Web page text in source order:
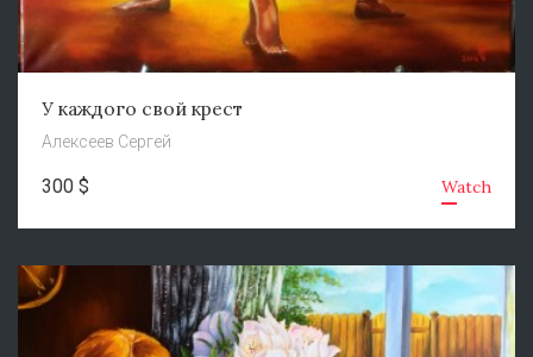
У каждого свой крест
Алексеев Сергей
300 $ Watch